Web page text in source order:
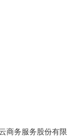
商务服务股份有限